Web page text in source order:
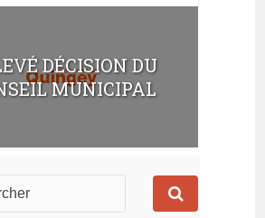
DÉCISION DU
MUNICIPAL